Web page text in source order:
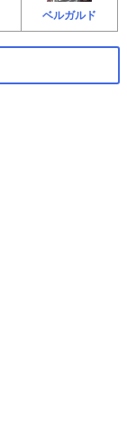
ベルガルド